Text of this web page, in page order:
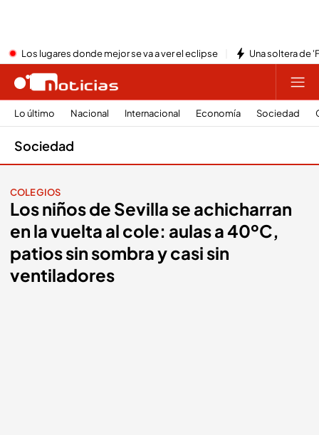
Los lugares donde mejor se va a ver el eclipse Una soltera de
Lo último Nacional Internacional Economía Sociedad
Sociedad
COLEGIOS
Los niños de Sevilla se achicharran
en la vuelta al cole: aulas a 40ºC,
patios sin sombra y casi sin
ventiladores